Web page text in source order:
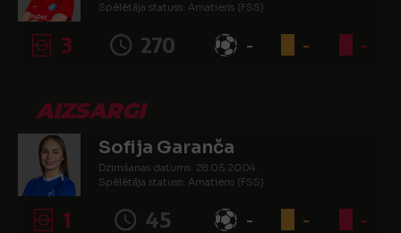
Spēlētāja statuss: Amatieris (FSS)
3 270 - - -
AIZSARGI
Sofija Garanča
Dzimšanas datums: 28.05.2004.
Spēlētāja statuss: Amatieris (FSS)
1 45 - - -